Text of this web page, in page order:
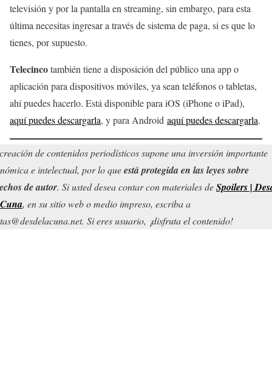
televisión y por la pantalla en streaming, sin embargo, para esta
última necesitas ingresar a través de sistema de paga, si es que lo
tienes, por supuesto.
Telecincotambién tiene a disposición del público una app o
aplicación para dispositivos móviles, ya sean teléfonos o tabletas,
ahí puedes hacerlo. Está disponible para iOS (iPhone o iPad),
aquí puedes descargarla, y para Android aquí puedes descargarla.
de contenidos periodísticos supone una inversión importante
e intelectual, por lo queestá protegida en las leyes sobre
de autor. Si usted desea contar con materiales deSpoilers |
, en su sitio web o medio impreso, escriba a
Si eres usuario, ¡disfruta el contenido!